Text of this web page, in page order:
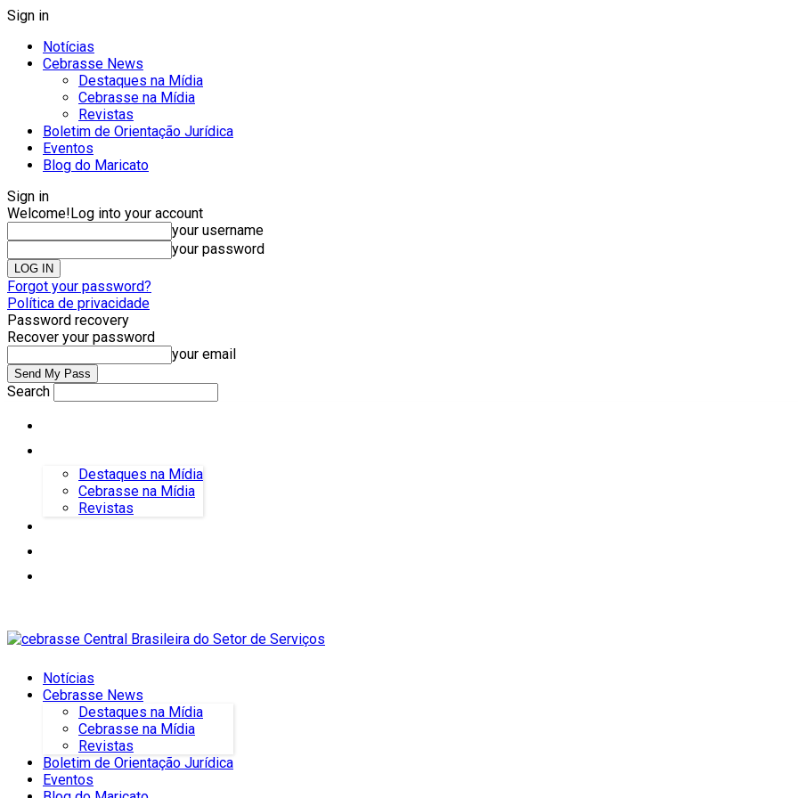
Sign in
Notícias
Cebrasse News
Destaques na Mídia
Cebrasse na Mídia
Revistas
Boletim de Orientação Jurídica
Eventos
Blog do Maricato
Sign in
Welcome!Log into your account
your username
your password
Forgot your password?
Política de privacidade
Password recovery
Recover your password
your email
Search
Destaques na Mídia
Cebrasse na Mídia
Revistas
Notícias
Cebrasse News
Destaques na Mídia
Cebrasse na Mídia
Revistas
Boletim de Orientação Jurídica
Eventos